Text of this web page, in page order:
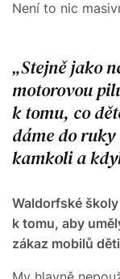
Není to nic
Stejně jako
motorovou
k tomu, co
dáme do
kamkoli a
Waldorfské
k tomu, aby
zákaz mobilů